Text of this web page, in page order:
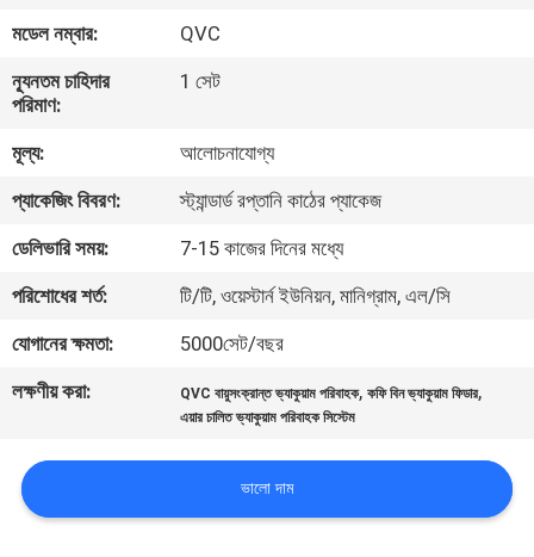
আমাদের
সম্পর্কে
কারখানা
ভ্রমণ
মান
নিয়ন্ত্রণ
যোগাযোগ
উদ্ধৃতির
মডেল নম্বার:
QVC
ন্যূনতম চাহিদার
পরিমাণ:
1 সেট
মূল্য:
আলোচনাযোগ্য
প্যাকেজিং বিবরণ:
স্ট্যান্ডার্ড রপ্তানি কাঠের প্যাকেজ
ডেলিভারি সময়:
7-15 কাজের দিনের মধ্যে
পরিশোধের শর্ত:
টি/টি, ওয়েস্টার্ন ইউনিয়ন, মানিগ্রাম, এল/সি
যোগানের ক্ষমতা:
5000সেট/বছর
লক্ষণীয় করা:
QVC বায়ুসংক্রান্ত ভ্যাকুয়াম পরিবাহক,কফি বিন ভ্যাকুয়াম ফিডার,
এয়ার চালিত ভ্যাকুয়াম পরিবাহক সিস্টেম
ভালো দাম